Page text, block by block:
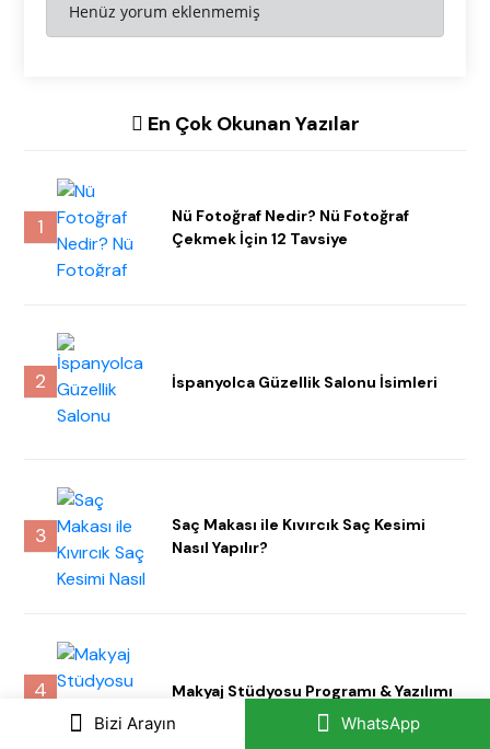
Henüz yorum eklenmemiş
En Çok Okunan Yazılar
1
Nü Fotoğraf Nedir? Nü Fotoğraf
Çekmek İçin 12 Tavsiye
2 İspanyolca Güzellik Salonu İsimleri
3
Saç Makası ile Kıvırcık Saç Kesimi
Nasıl Yapılır?
4 Makyaj Stüdyosu Programı & Yazılımı
Bizi Arayın WhatsApp